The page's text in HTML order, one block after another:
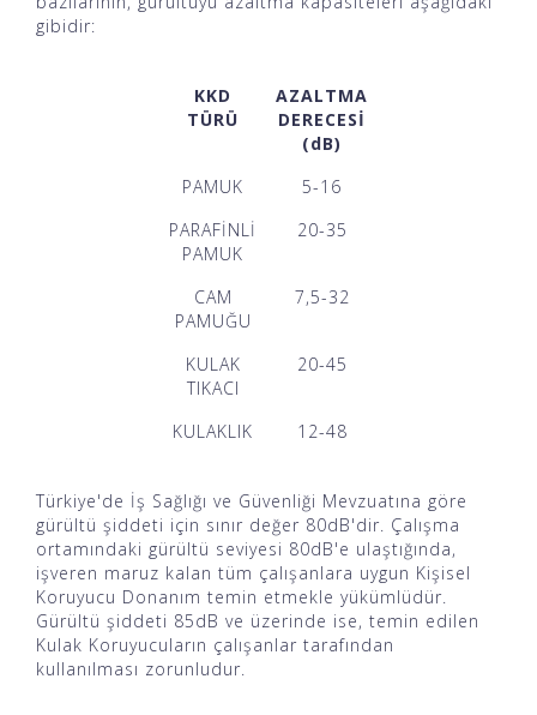
gibidir:
KKD
TÜRÜ
AZALTMA
DERECESİ
(dB)
PAMUK
5-16
PARAFİNLİ
PAMUK
20-35
CAM
PAMUĞU
7,5-32
KULAK
TIKACI
20-45
KULAKLIK 12-48
Türkiye'de İş Sağlığı ve Güvenliği Mevzuatına göre
gürültü şiddeti için sınır değer 80dB'dir. Çalışma
ortamındaki gürültü seviyesi 80dB'e ulaştığında,
işveren maruz kalan tüm çalışanlara uygun Kişisel
Koruyucu Donanım temin etmekle yükümlüdür.
Gürültü şiddeti 85dB ve üzerinde ise, temin edilen
Kulak Koruyucuların çalışanlar tarafından
kullanılması zorunludur.